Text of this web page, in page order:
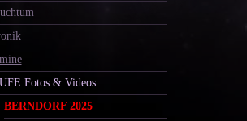
Fotos & Videos
BERNDORF 2025